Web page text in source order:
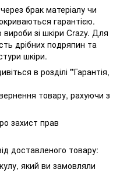
брак матеріалу чи
гарантією.
зі шкіри Crazy. Для
дрібних подряпин та
шкіри.
в розділі "Гарантія,
товару, рахуючи з
захист прав
доставленого товару:
який ви замовляли